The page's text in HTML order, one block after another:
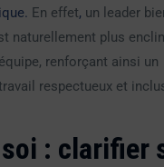
En effet, un leader
naturellement plus
renforçant ainsi un
respectueux et
: clarifier